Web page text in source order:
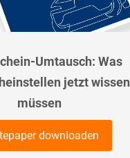
Umtausch: Was
jetzt wissen
müssen
downloaden